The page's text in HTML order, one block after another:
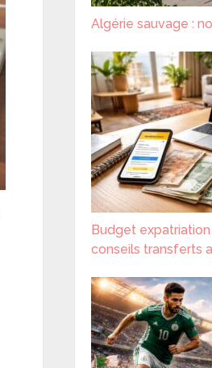
Algérie sauvage :
Budget
conseils transferts